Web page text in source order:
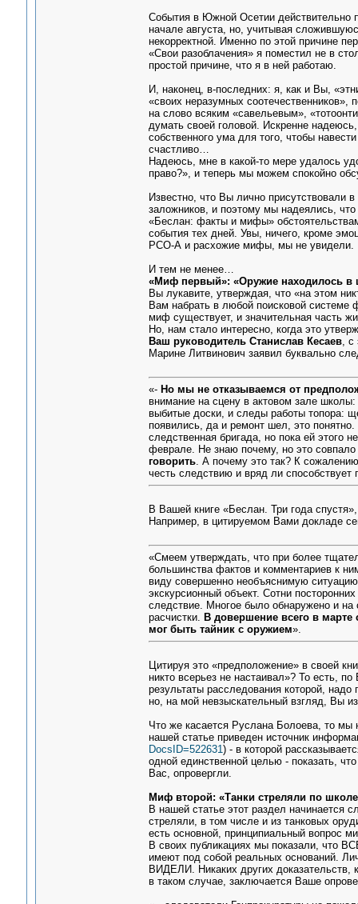
События в Южной Осетии действительно
начале августа, но, учитывая
некорректной. Именно по этой причине
«Свои разоблачения» я поместил не в
простой причине, что я в ней работаю.
И, наконец, в-последних: я, как и Вы,
«своих неразумных
на слово всяким «савельевым»,
думать своей головой. Искренне
собственного ума для того, чтобы
счастливо…
Надеюсь, мне в какой-то мере удалось
право?», и теперь мы можем спокойно
Известно, что Вы лично присутствовали
заложников, и поэтому мы надеялись,
«Беслан: факты и мифы»
события тех дней. Увы, ничего, кроме
РСО-А и расхожие мифы, мы не увидели.
И тем не менее…
«Миф первый»: «Оружие находилось в
Вы лукавите, утверждая, что «на этом
Вам набрать в любой поисковой системе
миф существует, и значительная часть
Но, нам стало интересно, когда это
Ваш руководитель Станислав Кесаев, с
Марине Литвинович заявил буквально
«- Но мы не отказываемся от
внимание на сцену в актовом зале
выбитые доски, и следы работы топора:
появились, да и ремонт шел, это
следственная бригада, но пока ей этого
феврале. Не знаю почему, но это
говорить. А почему это так? К
честь следствию и вряд ли способствует
В Вашей книге «Беслан. Три года
Например, в цитируемом Вами докладе
«Смеем утверждать, что при более
большинства фактов и комментариев к
виду совершенно необъяснимую
экскурсионный объект. Сотни
следствие. Многое было обнаружено и на
расчистки. В довершение всего в марте
мог быть тайник с оружием».
Цитируя это «предположение» в своей
никто всерьез не настаивал»? То есть,
результаты расследования которой,
но, на мой невзыскательный взгляд, Вы
Что же касается Руслана Болоева, то мы
нашей статье приведен источник
DocsID=522631) - в которой
одной единственной целью - показать,
Вас, опровергли.
Миф второй: «Танки стреляли по
В нашей статье этот раздел начинается
стреляли, в том числе и из танковых
есть основной, принципиальный вопрос
В своих публикациях мы показали, что
имеют под собой реальных оснований.
ВИДЕЛИ. Никаких других доказательств,
в таком случае, заключается Ваше